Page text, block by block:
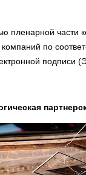
пленарной части
по
подписи